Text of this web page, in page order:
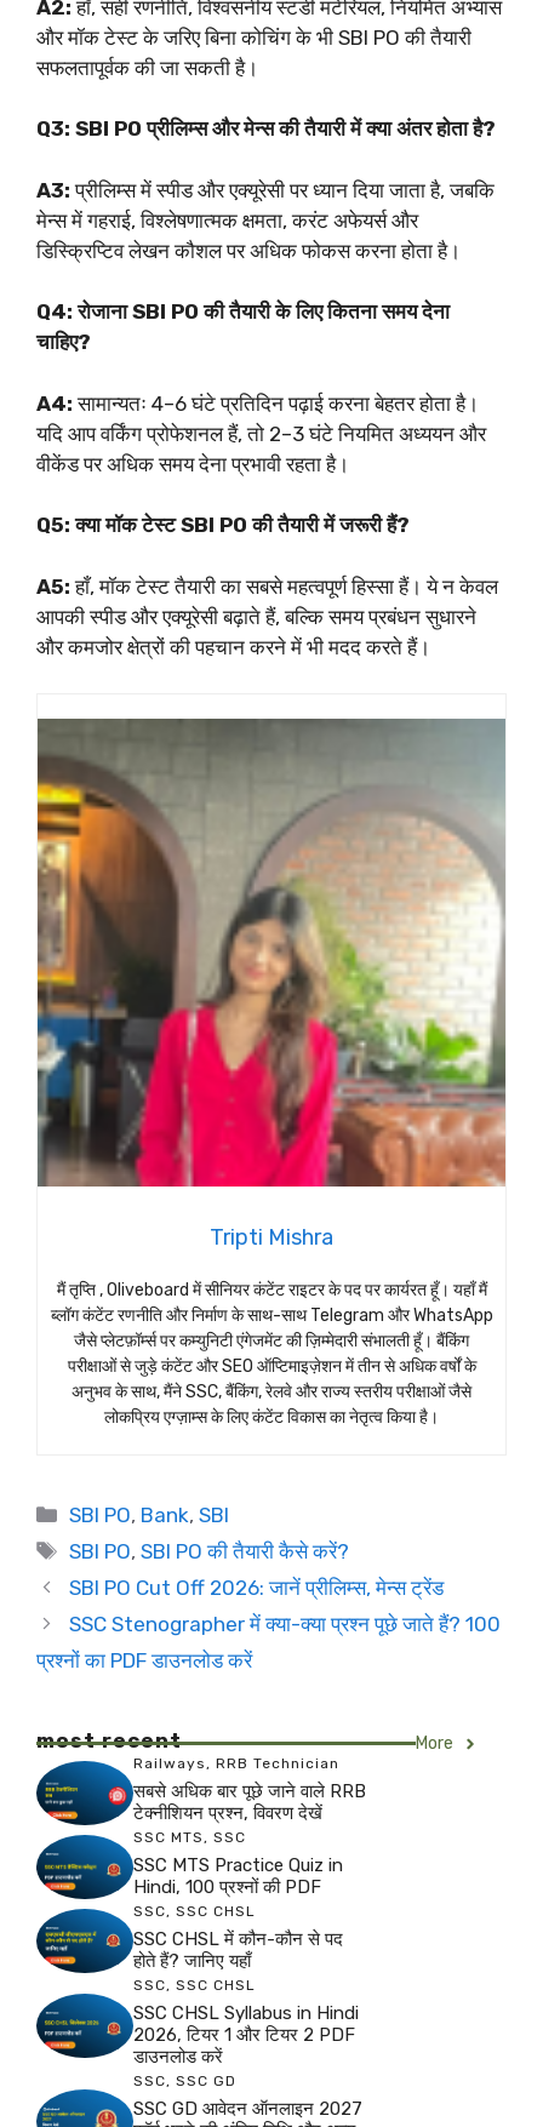
A2: हाँ, सही रणनीति, विश्वसनीय स्टडी मटेरियल, नियमित अभ्यास
और मॉक टेस्ट के जरिए बिना कोचिंग के भी SBI PO की तैयारी
सफलतापूर्वक की जा सकती है।
Q3: SBI PO प्रीलिम्स और मेन्स की तैयारी में क्या अंतर होता है?
A3: प्रीलिम्स में स्पीड और एक्यूरेसी पर ध्यान दिया जाता है, जबकि
मेन्स में गहराई, विश्लेषणात्मक क्षमता, करंट अफेयर्स और
डिस्क्रिप्टिव लेखन कौशल पर अधिक फोकस करना होता है।
Q4: रोजाना SBI PO की तैयारी के लिए कितना समय देना
चाहिए?
A4: सामान्यतः 4–6 घंटे प्रतिदिन पढ़ाई करना बेहतर होता है।
यदि आप वर्किंग प्रोफेशनल हैं, तो 2–3 घंटे नियमित अध्ययन और
वीकेंड पर अधिक समय देना प्रभावी रहता है।
Q5: क्या मॉक टेस्ट SBI PO की तैयारी में जरूरी हैं?
A5: हाँ, मॉक टेस्ट तैयारी का सबसे महत्वपूर्ण हिस्सा हैं। ये न केवल
आपकी स्पीड और एक्यूरेसी बढ़ाते हैं, बल्कि समय प्रबंधन सुधारने
और कमजोर क्षेत्रों की पहचान करने में भी मदद करते हैं।
Tripti Mishra
मैं तृप्ति , Oliveboard में सीनियर कंटेंट राइटर के पद पर कार्यरत हूँ। यहाँ मैं
ब्लॉग कंटेंट रणनीति और निर्माण के साथ-साथ Telegram और WhatsApp
जैसे प्लेटफ़ॉर्म्स पर कम्युनिटी एंगेजमेंट की ज़िम्मेदारी संभालती हूँ। बैंकिंग
परीक्षाओं से जुड़े कंटेंट और SEO ऑप्टिमाइज़ेशन में तीन से अधिक वर्षों के
अनुभव के साथ, मैंने SSC, बैंकिंग, रेलवे और राज्य स्तरीय परीक्षाओं जैसे
लोकप्रिय एग्ज़ाम्स के लिए कंटेंट विकास का नेतृत्व किया है।
Categories
SBI PO, Bank,SBI
Tags
SBI PO,SBI PO की तैयारी कैसे करें?
SBI PO Cut Off 2026: जानें प्रीलिम्स, मेन्स ट्रेंड
SSC Stenographer में क्या-क्या प्रश्न पूछे जाते हैं? 100
प्रश्नों का PDF डाउनलोड करें
most recent More
Railways, RRB Technician
सबसे अधिक बार पूछे जाने वाले RRB
टेक्नीशियन प्रश्न, विवरण देखें
SSC MTS, SSC
SSC MTS Practice Quiz in
Hindi, 100 प्रश्नों की PDF
SSC, SSC CHSL
SSC CHSL में कौन-कौन से पद
होते हैं? जानिए यहाँ
SSC, SSC CHSL
SSC CHSL Syllabus in Hindi
2026, टियर 1 और टियर 2 PDF
डाउनलोड करें
SSC, SSC GD
SSC GD आवेदन ऑनलाइन 2027